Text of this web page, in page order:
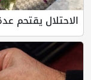
الاحتلال يقتحم